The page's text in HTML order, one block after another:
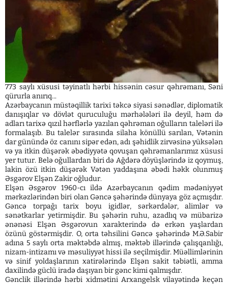
773 saylı xüsusi təyinatlı hərbi hissənin cəsur qəhrəmanı, Səni
qürurla anırıq...
Azərbaycanın müstəqillik tarixi təkcə siyasi sənədlər, diplomatik
danışıqlar və dövlət quruculuğu mərhələləri ilə deyil, həm də
adları tarixə qızıl hərflərlə yazılan qəhrəman oğulların taleləri ilə
formalaşıb. Bu talelər sırasında silaha könüllü sarılan, Vətənin
dar günündə öz canını sipər edən, adı şəhidlik zirvəsinə yüksələn
və ya itkin düşərək əbədiyyətə qovuşan qəhrəmanlarımız xüsusi
yer tutur. Belə oğullardan biri də Ağdərə döyüşlərində iz qoymuş,
lakin özü itkin düşərək Vətən yaddaşına əbədi həkk olunmuş
Əsgərov Elşən Zakir oğludur.
Elşən Əsgərov 1960-cı ildə Azərbaycanın qədim mədəniyyət
mərkəzlərindən biri olan Gəncə şəhərində dünyaya göz açmışdır.
Gəncə torpağı tarix boyu igidlər, sərkərdələr, alimlər və
sənətkarlar yetirmişdir. Bu şəhərin ruhu, azadlıq və mübarizə
ənənəsi Elşən Əsgərovun xarakterində də erkən yaşlardan
özünü göstərmişdir. O, orta təhsilini Gəncə şəhərində M.Ə.Sabir
adına 5 saylı orta məktəbdə almış, məktəb illərində çalışqanlığı,
nizam-intizamı və məsuliyyət hissi ilə seçilmişdir. Müəllimlərinin
və sinif yoldaşlarının xatirələrində Elşən sakit təbiətli, amma
daxilində güclü iradə daşıyan bir gənc kimi qalmışdır.
Gənclik illərində hərbi xidmətini Arxangelsk vilayətində keçən